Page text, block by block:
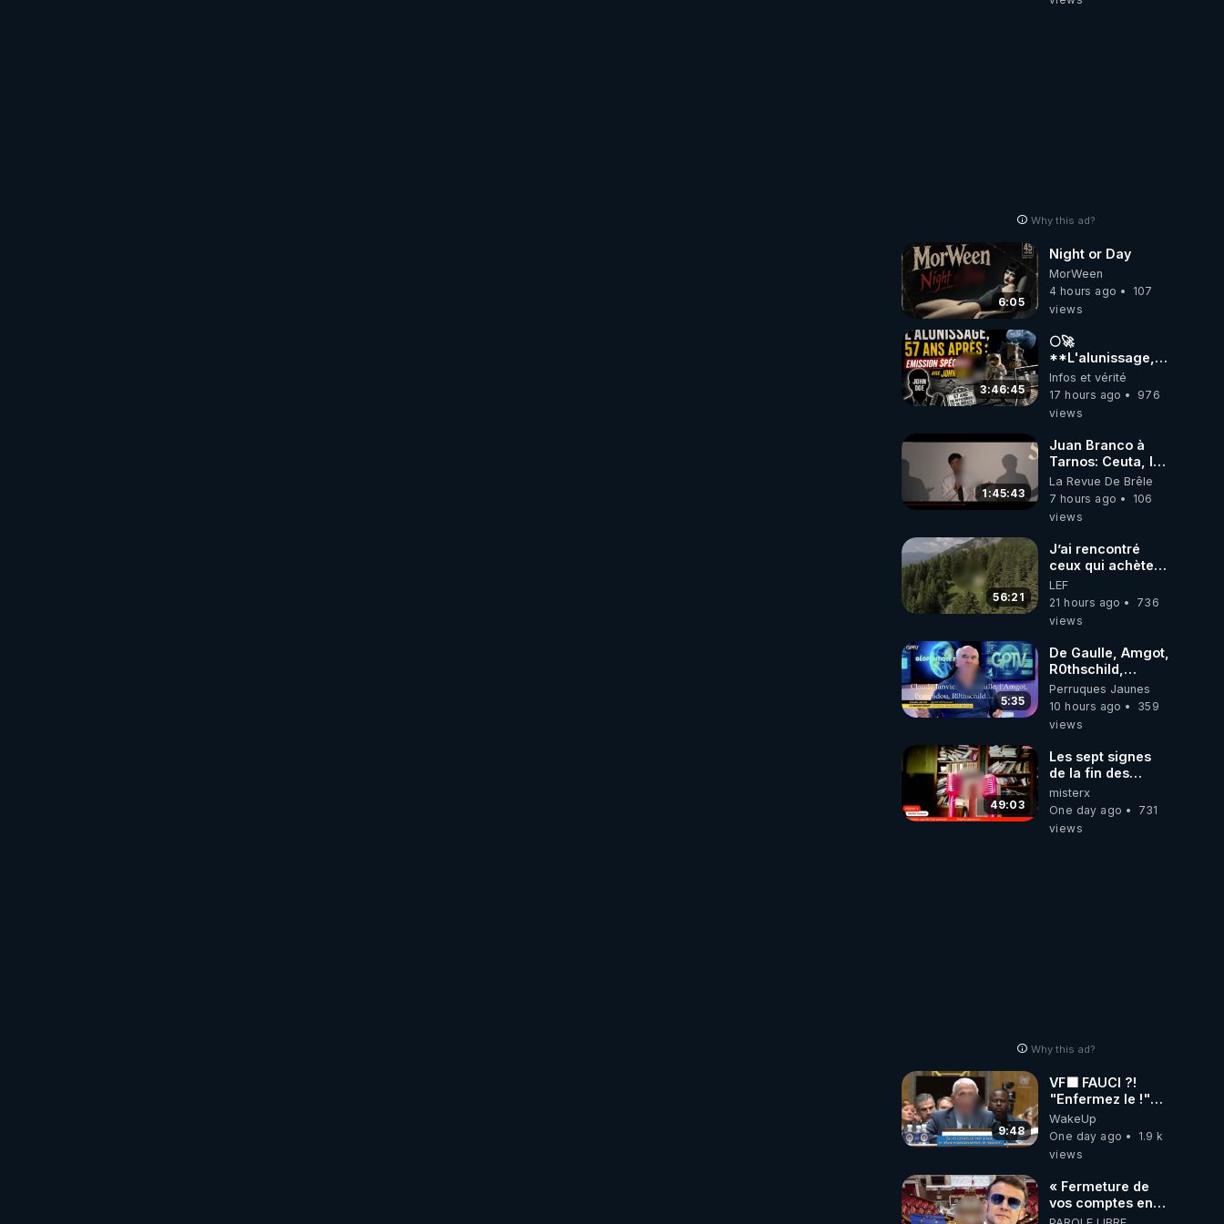
Why this ad?
6:05
Night or Day
MorWeen
4 hours ago
107
views
3:46:45
🌕🚀
**L'alunissage,
57 ans après :
Émission spéciale
avec John Doe
Infos et vérité
17 hours ago
976
views
1:45:43
Juan Branco à
Tarnos: Ceuta, le
narcotrafic et le
pouvoir en France
La Revue De Brêle
7 hours ago
106
views
56:21
J’ai rencontré
ceux qui achètent
des bunkers pour
survivre à la fin
du monde
LEF
21 hours ago
736
views
5:35
De Gaulle, Amgot,
R0thschild,
Macron &
Pompidou…
Macron Claude
X 2024
Perruques Jaunes
10 hours ago
359
views
49:03
Les sept signes
de la fin des
temps selon
l’intervenant
misterx
One day ago
731
views
Why this ad?
9:48
VF🟩 FAUCI ?!
"Enfermez le !"
(Lock him up!) -
Quartz Traduction
WakeUp
One day ago
1.9 k
views
« Fermeture de
vos comptes en
banque ! » :